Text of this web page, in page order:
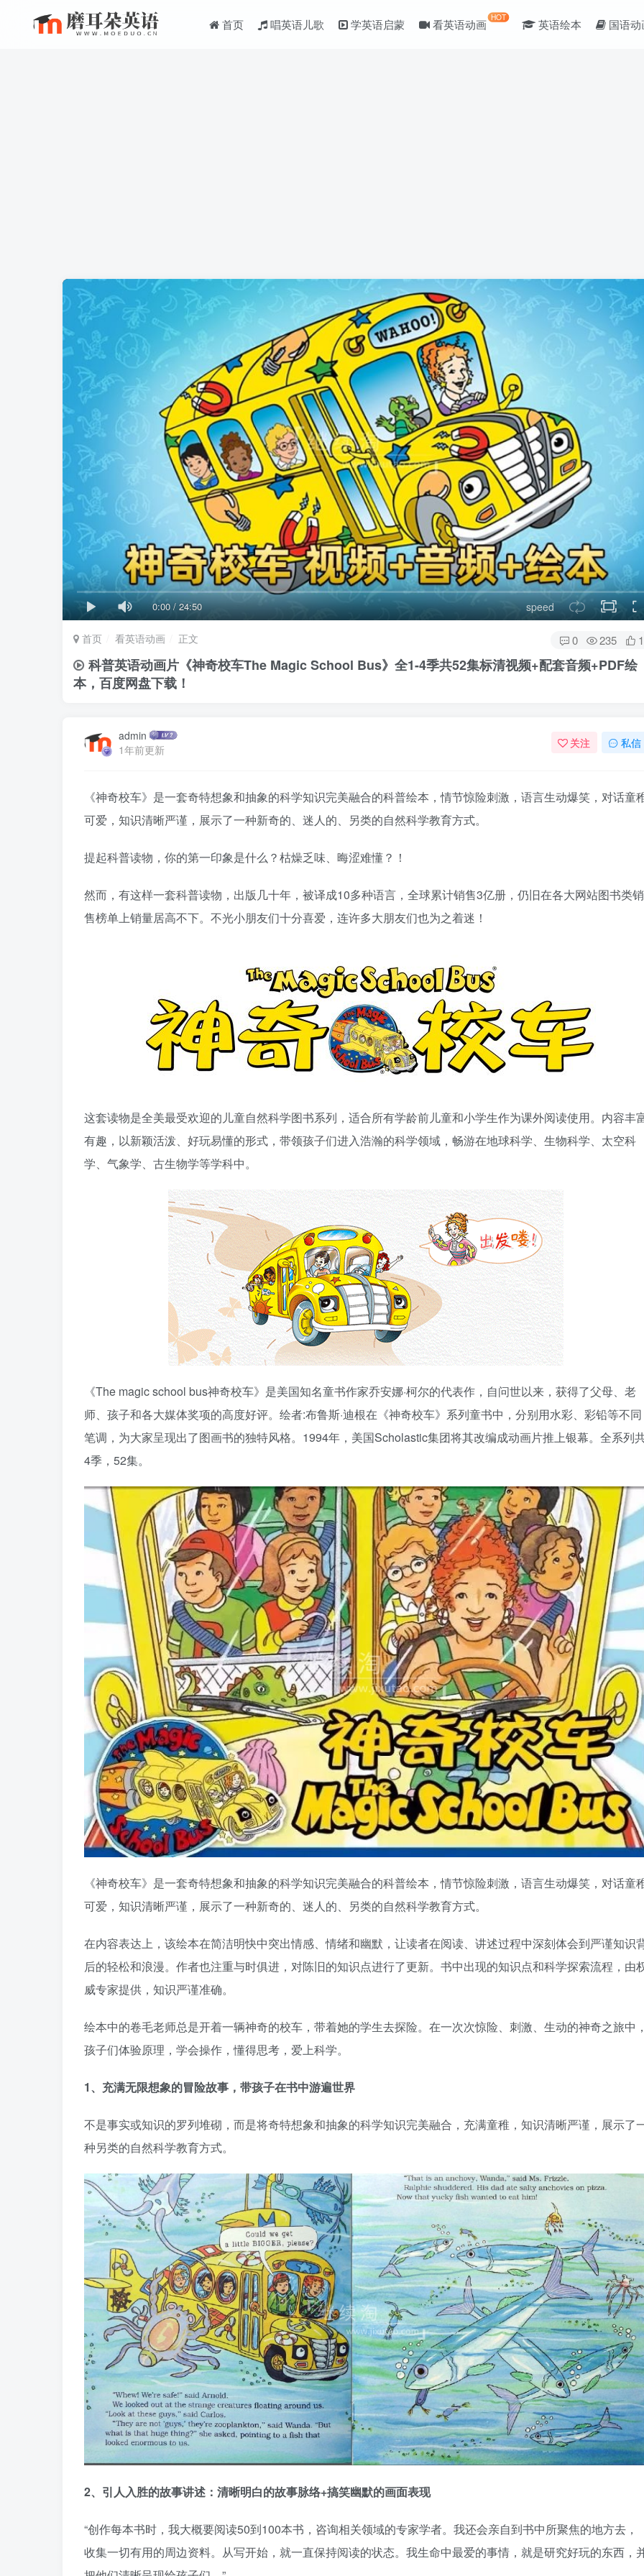
首页 唱英语儿歌 学英语启蒙 看英语动画HOT 英语绘本 国语动
0:00/24:50 speed
首页 看英语动画 正文 0 235
科普英语动画片《神奇校车The Magic School Bus》全1-4季共52集标清视频+配套音频+PDF绘
本，百度网盘下载！
admin
1年前更新
关注 私信
《神奇校车》是一套奇特想象和抽象的科学知识完美融合的科普绘本，情节惊险刺激，语言生动爆笑，对话童
可爱，知识清晰严谨，展示了一种新奇的、迷人的、另类的自然科学教育方式。
提起科普读物，你的第一印象是什么？枯燥乏味、晦涩难懂？！
然而，有这样一套科普读物，出版几十年，被译成10多种语言，全球累计销售3亿册，仍旧在各大网站图书类销
售榜单上销量居高不下。不光小朋友们十分喜爱，连许多大朋友们也为之着迷！
这套读物是全美最受欢迎的儿童自然科学图书系列，适合所有学龄前儿童和小学生作为课外阅读使用。内容丰
有趣，以新颖活泼、好玩易懂的形式，带领孩子们进入浩瀚的科学领域，畅游在地球科学、生物科学、太空科
学、气象学、古生物学等学科中。
《The magic school bus神奇校车》是美国知名童书作家乔安娜·柯尔的代表作，自问世以来，获得了父母、老
师、孩子和各大媒体奖项的高度好评。绘者:布鲁斯·迪根在《神奇校车》系列童书中，分别用水彩、彩铅等不同
笔调，为大家呈现出了图画书的独特风格。1994年，美国Scholastic集团将其改编成动画片推上银幕。全系列
4季，52集。
《神奇校车》是一套奇特想象和抽象的科学知识完美融合的科普绘本，情节惊险刺激，语言生动爆笑，对话童
可爱，知识清晰严谨，展示了一种新奇的、迷人的、另类的自然科学教育方式。
在内容表达上，该绘本在简洁明快中突出情感、情绪和幽默，让读者在阅读、讲述过程中深刻体会到严谨知识
后的轻松和浪漫。作者也注重与时俱进，对陈旧的知识点进行了更新。书中出现的知识点和科学探索流程，由
威专家提供，知识严谨准确。
绘本中的卷毛老师总是开着一辆神奇的校车，带着她的学生去探险。在一次次惊险、刺激、生动的神奇之旅中
孩子们体验原理，学会操作，懂得思考，爱上科学。
1、充满无限想象的冒险故事，带孩子在书中游遍世界
不是事实或知识的罗列堆砌，而是将奇特想象和抽象的科学知识完美融合，充满童稚，知识清晰严谨，展示了
种另类的自然科学教育方式。
2、引人入胜的故事讲述：清晰明白的故事脉络+搞笑幽默的画面表现
“创作每本书时，我大概要阅读50到100本书，咨询相关领域的专家学者。我还会亲自到书中所聚焦的地方去，
收集一切有用的周边资料。从写开始，就一直保持阅读的状态。我生命中最爱的事情，就是研究好玩的东西，